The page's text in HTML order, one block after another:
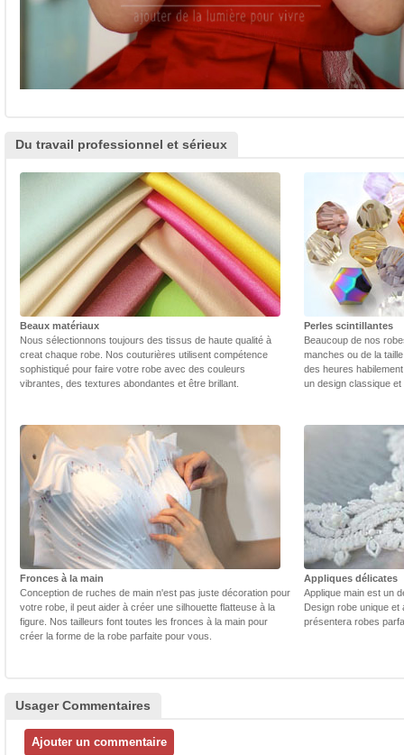
Du travail professionnel et sérieux
Beaux matériaux
Nous sélectionnons toujours des tissus de haute qualité à
creat chaque robe. Nos couturières utilisent compétence
sophistiqué pour faire votre robe avec des couleurs
vibrantes, des textures abondantes et être brillant.
Perles scintillantes
Beaucoup de nos
manches ou de la
des heures
un design classique
Fronces à la main
Conception de ruches de main n'est pas juste décoration pour
votre robe, il peut aider à créer une silhouette flatteuse à la
figure. Nos tailleurs font toutes les fronces à la main pour
créer la forme de la robe parfaite pour vous.
Appliques délicates
Applique main est un
Design robe unique et
présentera robes
Usager Commentaires